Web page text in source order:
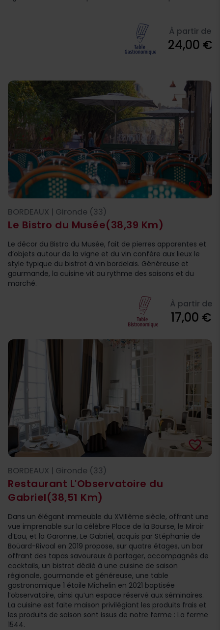
À partir de
24,00 €
Le Bistro du Musée(38,39 Km)
favorite_border
BORDEAUX | Gironde (33)
Le décor du Bistro du Musée, fait de pierres apparentes et
d’objets autour de la vigne et du vin confère aux lieux le
style typique du bistrot à vin bordelais. Généreuse et
gourmande, la cuisine vit au rythme des saisons et du
marché.
À partir de
17,00 €
Restaurant L'Observatoire du
Gabriel(38,51 Km)
favorite_border
BORDEAUX | Gironde (33)
Dans un élégant immeuble du XVIIIème siècle, offrant une
vue imprenable sur la célèbre Place de la Bourse, le Miroir
d’Eau, et la Garonne, Le Gabriel, acquis par Stéphanie de
Boüard-Rivoal en 2019 propose, sur quatre étages, un bar
offrant des tapas savoureux à partager, accompagnés de
cocktails, un bistrot dédié à une cuisine de saison
régionale, gourmande et généreuse, une table
gastronomique 1 étoile Michelin en 2021 baptisée
l’observatoire, ainsi qu’un espace réservé aux séminaires.
La cuisine est faite maison privilégiant les produits frais et
les produits de saison sont issus de notre ferme : La ferme
1544.